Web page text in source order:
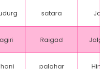
satara
Raigad
palghar